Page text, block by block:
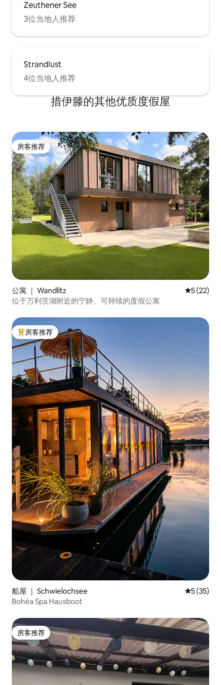
Zeuthener See
3位当地人推荐
Strandlust
4位当地人推荐
措伊滕的其他优质度假屋
房客推荐
房客推荐
公寓 ｜ Wandlitz 平均评分
5 (22)
位于万利茨湖附近的宁静、可持续的度假公寓
热门「房客推荐」
房客推荐
船屋 ｜ Schwielochsee 平均评分
5 (35)
Bohéa Spa Hausboot
房客推荐
房客推荐